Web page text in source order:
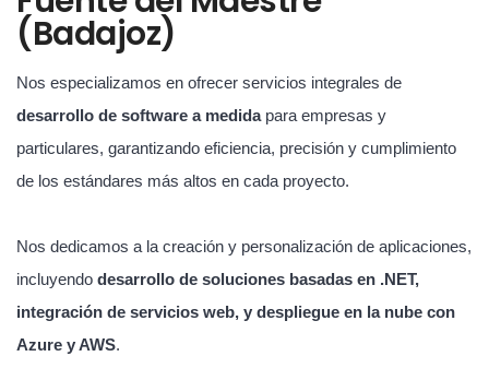
(Badajoz)
Nos especializamos en ofrecer servicios integrales de
desarrollo de software a medidapara empresas y
particulares, garantizando eficiencia, precisión y cumplimiento
de los estándares más altos en cada proyecto.
Nos dedicamos a la creación y personalización de aplicaciones,
incluyendo desarrollo de soluciones basadas en .NET,
integración de servicios web, y despliegue en la nube con
Azure y AWS.